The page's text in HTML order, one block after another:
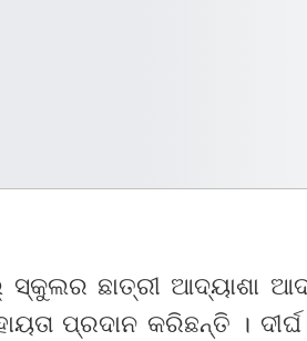
ଛାତ୍ରୀ ଆଦ୍ୟାଶା
ପ୍ରଦାନ କରିଛନ୍ତି ।